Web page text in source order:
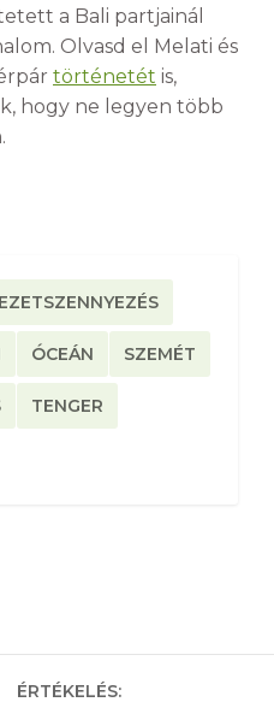
a Bali partjainál
Olvasd el Melati és
történetét is,
hogy ne legyen több
ÓCEÁN SZEMÉT
TENGER
ÉRTÉKELÉS: